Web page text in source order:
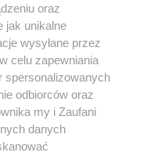
i
do bram
MATERIAŁ SPONSOROWANY
oraz
jak unikalne
wysyłane przez
celu zapewniania
spersonalizowanych
odbiorców oraz
my i Zaufani
danych